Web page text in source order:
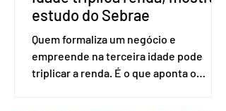
estudo do Sebrae
Quem formaliza um negócio e
empreende na terceira idade pode
triplicar a renda. É o que aponta o